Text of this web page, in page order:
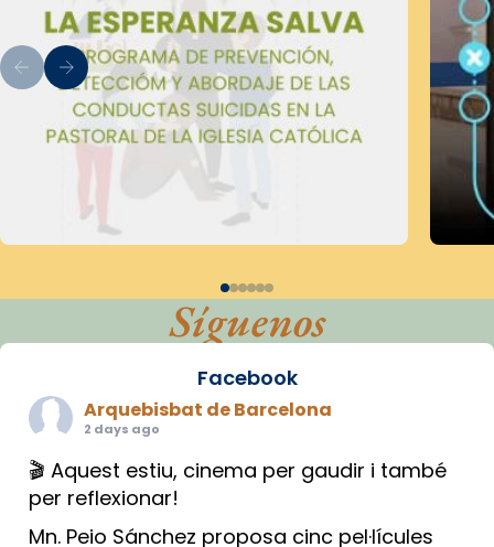
Síguenos
Facebook
Arquebisbat de Barcelona
2 days ago
🎬 Aquest estiu, cinema per gaudir i també
per reflexionar!
Mn. Peio Sánchez proposa cinc pel·lícules